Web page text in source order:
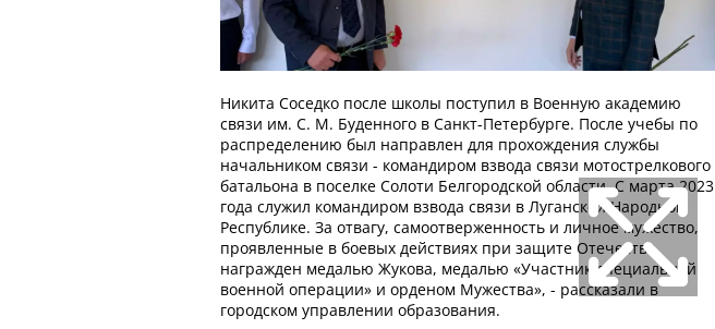
Никита Соседко после школы поступил в Военную академию
связи им. С. М. Буденного в Санкт-Петербурге. После учебы по
распределению был направлен для прохождения службы
начальником связи - командиром взвода связи мотострелкового
батальона в поселке Солоти Белгородской области. С марта 2023
года служил командиром взвода связи в Луганской Народной
Республике. За отвагу, самоотверженность и личное мужество,
проявленные в боевых действиях при защите Отечества,
награжден медалью Жукова, медалью «Участник специальной
военной операции» и орденом Мужества», - рассказали в
городском управлении образования.